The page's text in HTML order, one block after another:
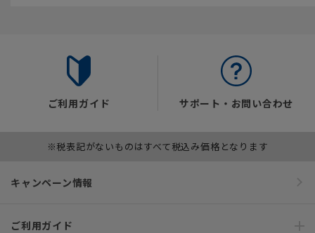
ご利用ガイド サポート・お問い合わせ
※税表記がないものはすべて税込み価格となります
キャンペーン情報
ご利用ガイド